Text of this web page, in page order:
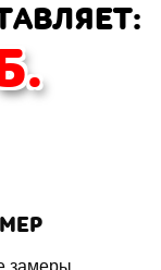
замеры